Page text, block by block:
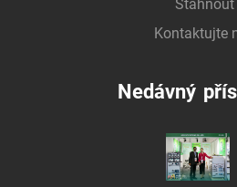
Stáhnout
Kontaktujte
Nedávný